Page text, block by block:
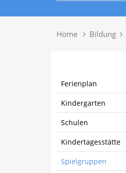
Home Bildung
Ferienplan
Kindergarten
Schulen
Kindertagesstätte
Spielgruppen